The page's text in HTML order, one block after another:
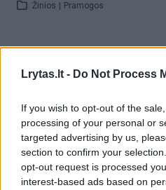
Lrytas.lt - Do Not Process
If you wish to opt-out of the
processing of your personal or
targeted advertising by us,
section to confirm your
opt-out request is processed
interest-based ads based on
Žinios Pramogos
atsikratyti kurklių
Visi